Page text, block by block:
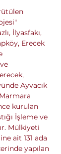
İlyasfakı,
Erecek
Ayvacık
kurulan
İşleme ve
Mülkiyeti
ait 131 ada
yapılan